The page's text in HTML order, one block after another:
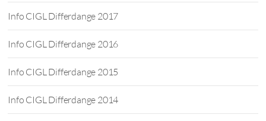
Info CIGL Differdange 2017
Info CIGL Differdange 2016
Info CIGL Differdange 2015
Info CIGL Differdange 2014